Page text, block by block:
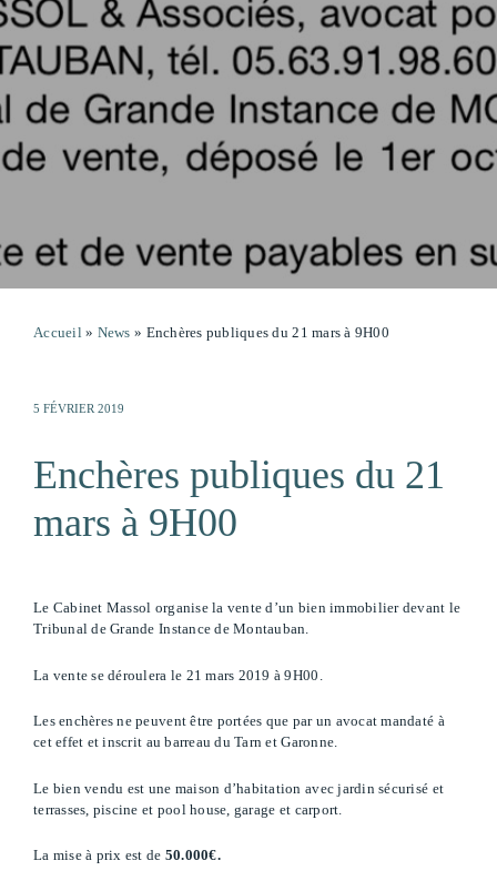
Accueil» News » Enchères publiques du 21 mars à 9H00
5 FÉVRIER 2019
Enchères publiques du 21
mars à 9H00
Le Cabinet Massol organise la vente d’un bien immobilier devant le
Tribunal de Grande Instance de Montauban.
La vente se déroulera le 21 mars 2019 à 9H00.
Les enchères ne peuvent être portées que par un avocat mandaté à
cet effet et inscrit au barreau du Tarn et Garonne.
Le bien vendu est une maison d’habitation avec jardin sécurisé et
terrasses, piscine et pool house, garage et carport.
La mise à prix est de 50.000€.